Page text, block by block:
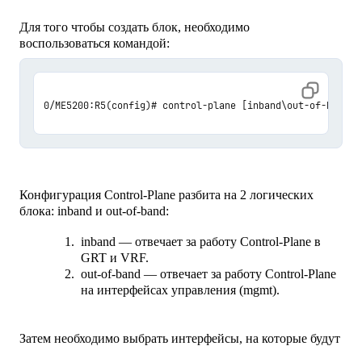
Для того чтобы создать блок, необходимо
воспользоваться командой:
0/ME5200:R5(config)# control-plane [inband\out-of-band]
Конфигурация Control-Plane разбита на 2 логических
блока: inband и out-of-band:
inband — отвечает за работу Control-Plane в
GRT и VRF.
out-of-band — отвечает за работу Control-Plane
на интерфейсах управления (mgmt).
Затем необходимо выбрать интерфейсы, на которые будут